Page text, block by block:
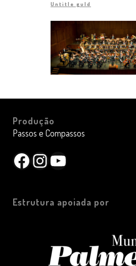
Untitle guld
Produção
Passos e Compassos
Facebook
Instagram
YouTube
Estrutura apoiada por